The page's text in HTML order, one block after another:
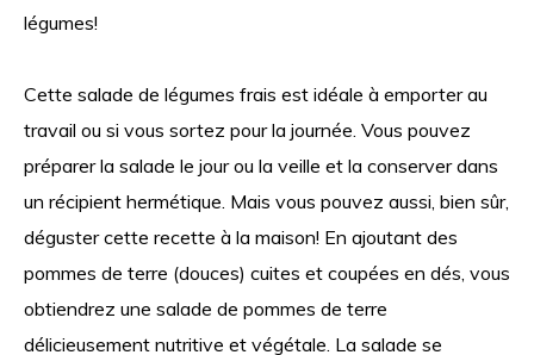
légumes!
Cette salade de légumes frais est idéale à emporter au
travail ou si vous sortez pour la journée. Vous pouvez
préparer la salade le jour ou la veille et la conserver dans
un récipient hermétique. Mais vous pouvez aussi, bien sûr,
déguster cette recette à la maison! En ajoutant des
pommes de terre (douces) cuites et coupées en dés, vous
obtiendrez une salade de pommes de terre
délicieusement nutritive et végétale. La salade se